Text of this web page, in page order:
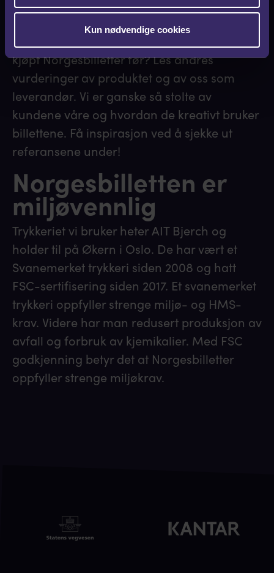
Kun nødvendige cookies
6. Vi har fornøyde kunder
Og det er kjempeviktig for oss! Har du ikke
kjøpt Norgesbilletter før? Les andres
vurderinger av produktet og av oss som
leverandør. Vi er ganske så stolte av
kundene våre og hvordan de kreativt bruker
billettene. Få inspirasjon ved å sjekke ut
referansene under!
Norgesbilletten er
miljøvennlig
Trykkeriet vi bruker heter AIT Bjerch og
holder til på Økern i Oslo. De har vært et
Svanemerket trykkeri siden 2008 og hatt
FSC-sertifisering siden 2017. Et svanemerket
trykkeri oppfyller strenge miljø- og HMS-
krav. Videre har man redusert produksjon av
avfall og forbruk av kjemikalier. Med FSC
godkjenning betyr det at Norgesbilletter
oppfyller strenge miljøkrav.